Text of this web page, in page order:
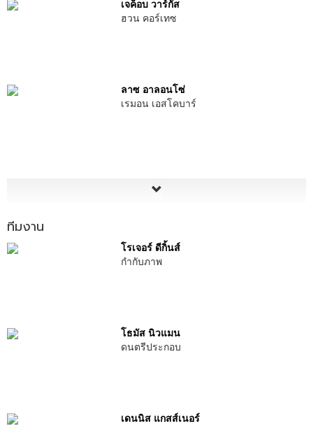
เจค็อบ วาร์กัส
ฮวน คอร์เทซ
ลาซ อาลอนโซ่
เรมอน เอสโคบาร์
ทีมงาน
โรเจอร์ ดีกิ้นส์
กำกับภาพ
โธมัส นิวแมน
ดนตรีประกอบ
เดนนิส แกสส์เนอร์